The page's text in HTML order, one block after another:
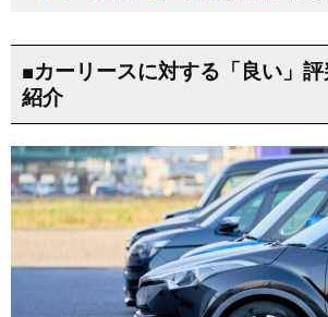
■カーリースに対する「良い」
紹介